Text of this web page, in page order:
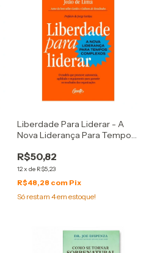
Liberdade Para Liderar - A
Nova Liderança Para Tempos
R$50,82
12x de R$5,23
R$48,28 com Pix
Só restam 4em estoque!